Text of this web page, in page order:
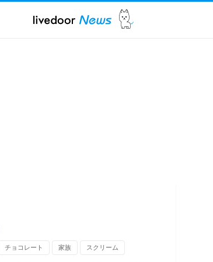
チョコレート 家族 スクリーム